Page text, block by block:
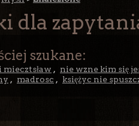
dla
szukane:
miecztsław , nie wzne kim się
, madrosc , księżyc nie